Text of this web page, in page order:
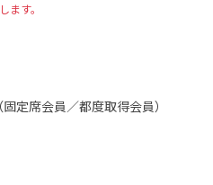
ます。
定席会員／都度取得会員）